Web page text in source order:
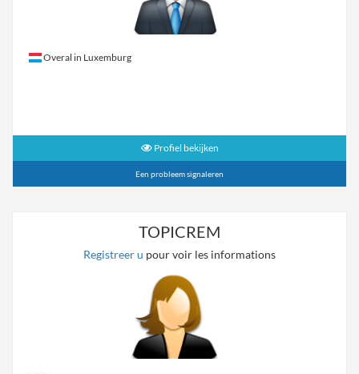
Overal in Luxemburg
Profiel bekijken
Een probleem signaleren
TOPICREM
Registreer u pour voir les informations